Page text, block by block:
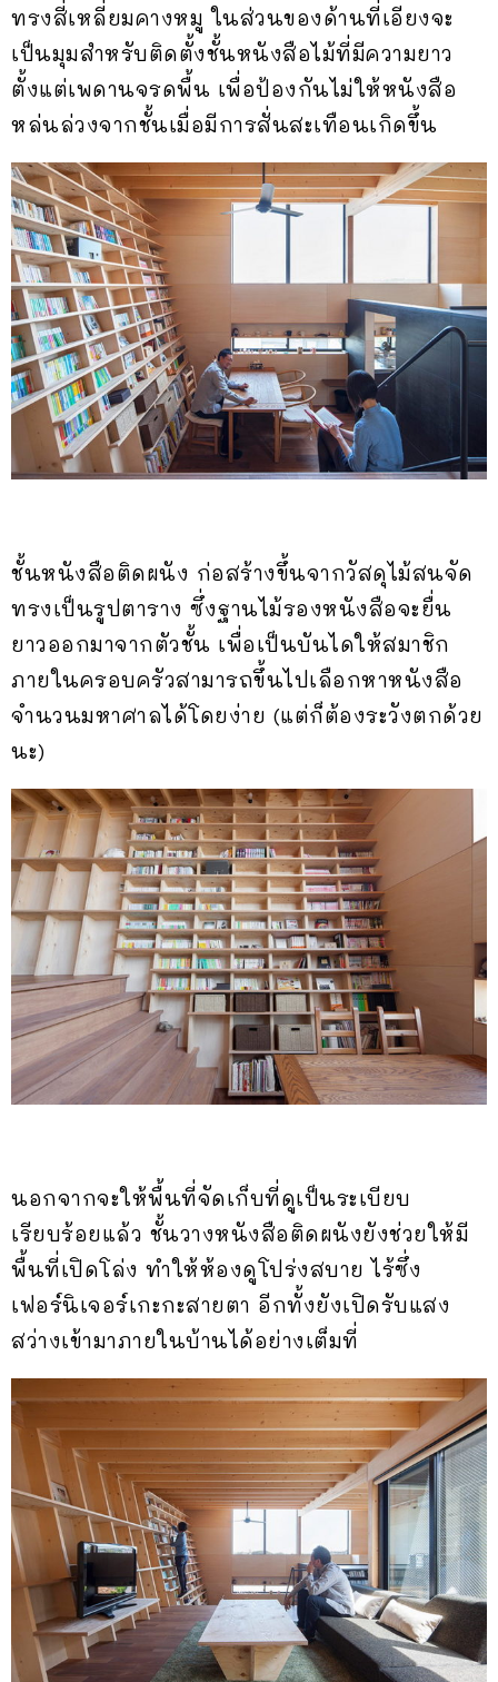
ทรงสี่เหลี่ยมคางหมู ในส่วนของด้านที่เอียงจะ
เป็นมุมสำหรับติดตั้งชั้นหนังสือไม้ที่มีความยาว
ตั้งแต่เพดานจรดพื้น เพื่อป้องกันไม่ให้หนังสือ
หล่นล่วงจากชั้นเมื่อมีการสั่นสะเทือนเกิดขึ้น
ชั้นหนังสือติดผนัง ก่อสร้างขึ้นจากวัสดุไม้สนจัด
ทรงเป็นรูปตาราง ซึ่งฐานไม้รองหนังสือจะยื่น
ยาวออกมาจากตัวชั้น เพื่อเป็นบันไดให้สมาชิก
ภายในครอบครัวสามารถขึ้นไปเลือกหาหนังสือ
จำนวนมหาศาลได้โดยง่าย (แต่ก็ต้องระวังตกด้วย
นะ)
นอกจากจะให้พื้นที่จัดเก็บที่ดูเป็นระเบียบ
เรียบร้อยแล้ว ชั้นวางหนังสือติดผนังยังช่วยให้มี
พื้นที่เปิดโล่ง ทำให้ห้องดูโปร่งสบาย ไร้ซึ่ง
เฟอร์นิเจอร์เกะกะสายตา อีกทั้งยังเปิดรับแสง
สว่างเข้ามาภายในบ้านได้อย่างเต็มที่